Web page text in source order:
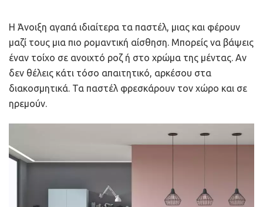
Η Άνοιξη αγαπά ιδιαίτερα τα παστέλ, μιας και φέρουν
μαζί τους μια πιο ρομαντική αίσθηση. Μπορείς να βάψεις
έναν τοίχο σε ανοιχτό ροζ ή στο χρώμα της μέντας. Αν
δεν θέλεις κάτι τόσο απαιτητικό, αρκέσου στα
διακοσμητικά. Τα παστέλ φρεσκάρουν τον χώρο και σε
ηρεμούν.